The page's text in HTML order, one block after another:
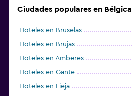
Ciudades populares en Bélgica
Hoteles en Bruselas
Hoteles en Brujas
Hoteles en Amberes
Hoteles en Gante
Hoteles en Lieja